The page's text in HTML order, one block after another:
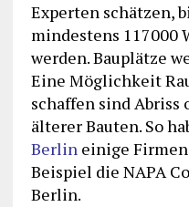
Experten schätzen,
mindestens 117000
werden. Bauplätze
Eine Möglichkeit
schaffen sind Abriss
älterer Bauten. So
Berlineinige
Beispiel die NAPA
Berlin.